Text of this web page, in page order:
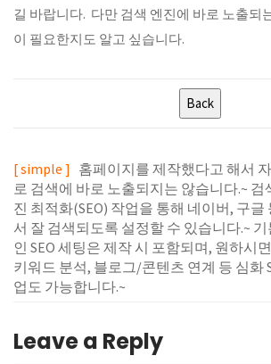
길 바랍니다. 다만 검색 엔진에 바로 노출되
이 필요한지도 알고 싶습니다.
[ simple ] 홈페이지를 제작했다고 해서
로 검색에 바로 노출되지는 않습니다.~ 검
진 최적화(SEO) 작업을 통해 네이버, 구글
서 잘 검색되도록 설정할 수 있습니다.~ 기
인 SEO 세팅은 제작 시 포함되며, 원하시
키워드 분석, 블로그/콘텐츠 연계 등 심화
업도 가능합니다.~
Leave a Reply